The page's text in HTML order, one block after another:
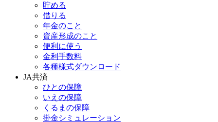
貯める
借りる
年金のこと
資産形成のこと
便利に使う
金利手数料
各種様式ダウンロード
JA共済
ひとの保障
いえの保障
くるまの保障
掛金シミュレーション